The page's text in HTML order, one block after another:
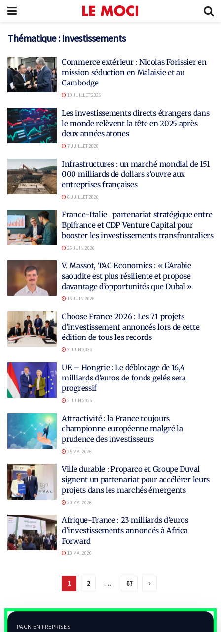
Thématique : Investissements
Commerce extérieur : Nicolas Forissier en
mission séduction en Malaisie et au
Cambodge
10 JUILLET 2026
Les investissements directs étrangers dans
le monde relèvent la tête en 2025 après
deux années atones
7 JUILLET 2026
Infrastructures : un marché mondial de 151
000 milliards de dollars s’ouvre aux
entreprises françaises
6 JUILLET 2026
France-Italie : partenariat stratégique entre
Bpifrance et CDP Venture Capital pour
booster les investissements transfrontaliers
26 JUIN 2026
V. Massot, TAC Economics : « L’Arabie
saoudite est plus résiliente et propose
davantage d’opportunités que Dubaï »
16 JUIN 2026
Choose France 2026 : Les 71 projets
d’investissement annoncés lors de cette
édition de tous les records
3 JUIN 2026
UE – Hongrie : Le déblocage de 16,4
milliards d’euros de fonds gelés sera
progressif
2 JUIN 2026
Attractivité : la France toujours
championne européenne malgré la
prudence des investisseurs
25 MAI 2026
Ville durable : Proparco et Groupe Duval
signent un partenariat pour accélérer leurs
projets dans les marchés émergents
20 MAI 2026
Afrique-France : 23 milliards d’euros
d’investissements annoncés à Africa
Forward
13 MAI 2026
1 2 … 67
PACK ENTREPRISES